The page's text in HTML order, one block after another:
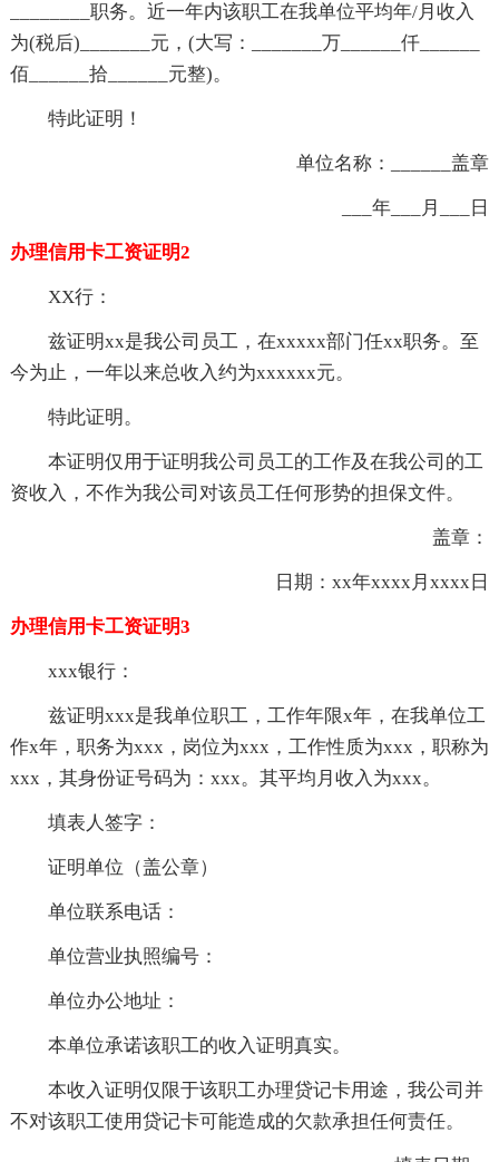
________职务。近一年内该职工在我单位平均年/月收入
为(税后)_______元，(大写：_______万______仟______
佰______拾______元整)。
特此证明！
单位名称：______盖章
___年___月___日
办理信用卡工资证明2
XX行：
兹证明xx是我公司员工，在xxxxx部门任xx职务。至
今为止，一年以来总收入约为xxxxxx元。
特此证明。
本证明仅用于证明我公司员工的工作及在我公司的工
资收入，不作为我公司对该员工任何形势的担保文件。
盖章：
日期：xx年xxxx月xxxx日
办理信用卡工资证明3
xxx银行：
兹证明xxx是我单位职工，工作年限x年，在我单位工
作x年，职务为xxx，岗位为xxx，工作性质为xxx，职称为
xxx，其身份证号码为：xxx。其平均月收入为xxx。
填表人签字：
证明单位（盖公章）
单位联系电话：
单位营业执照编号：
单位办公地址：
本单位承诺该职工的收入证明真实。
本收入证明仅限于该职工办理贷记卡用途，我公司并
不对该职工使用贷记卡可能造成的欠款承担任何责任。